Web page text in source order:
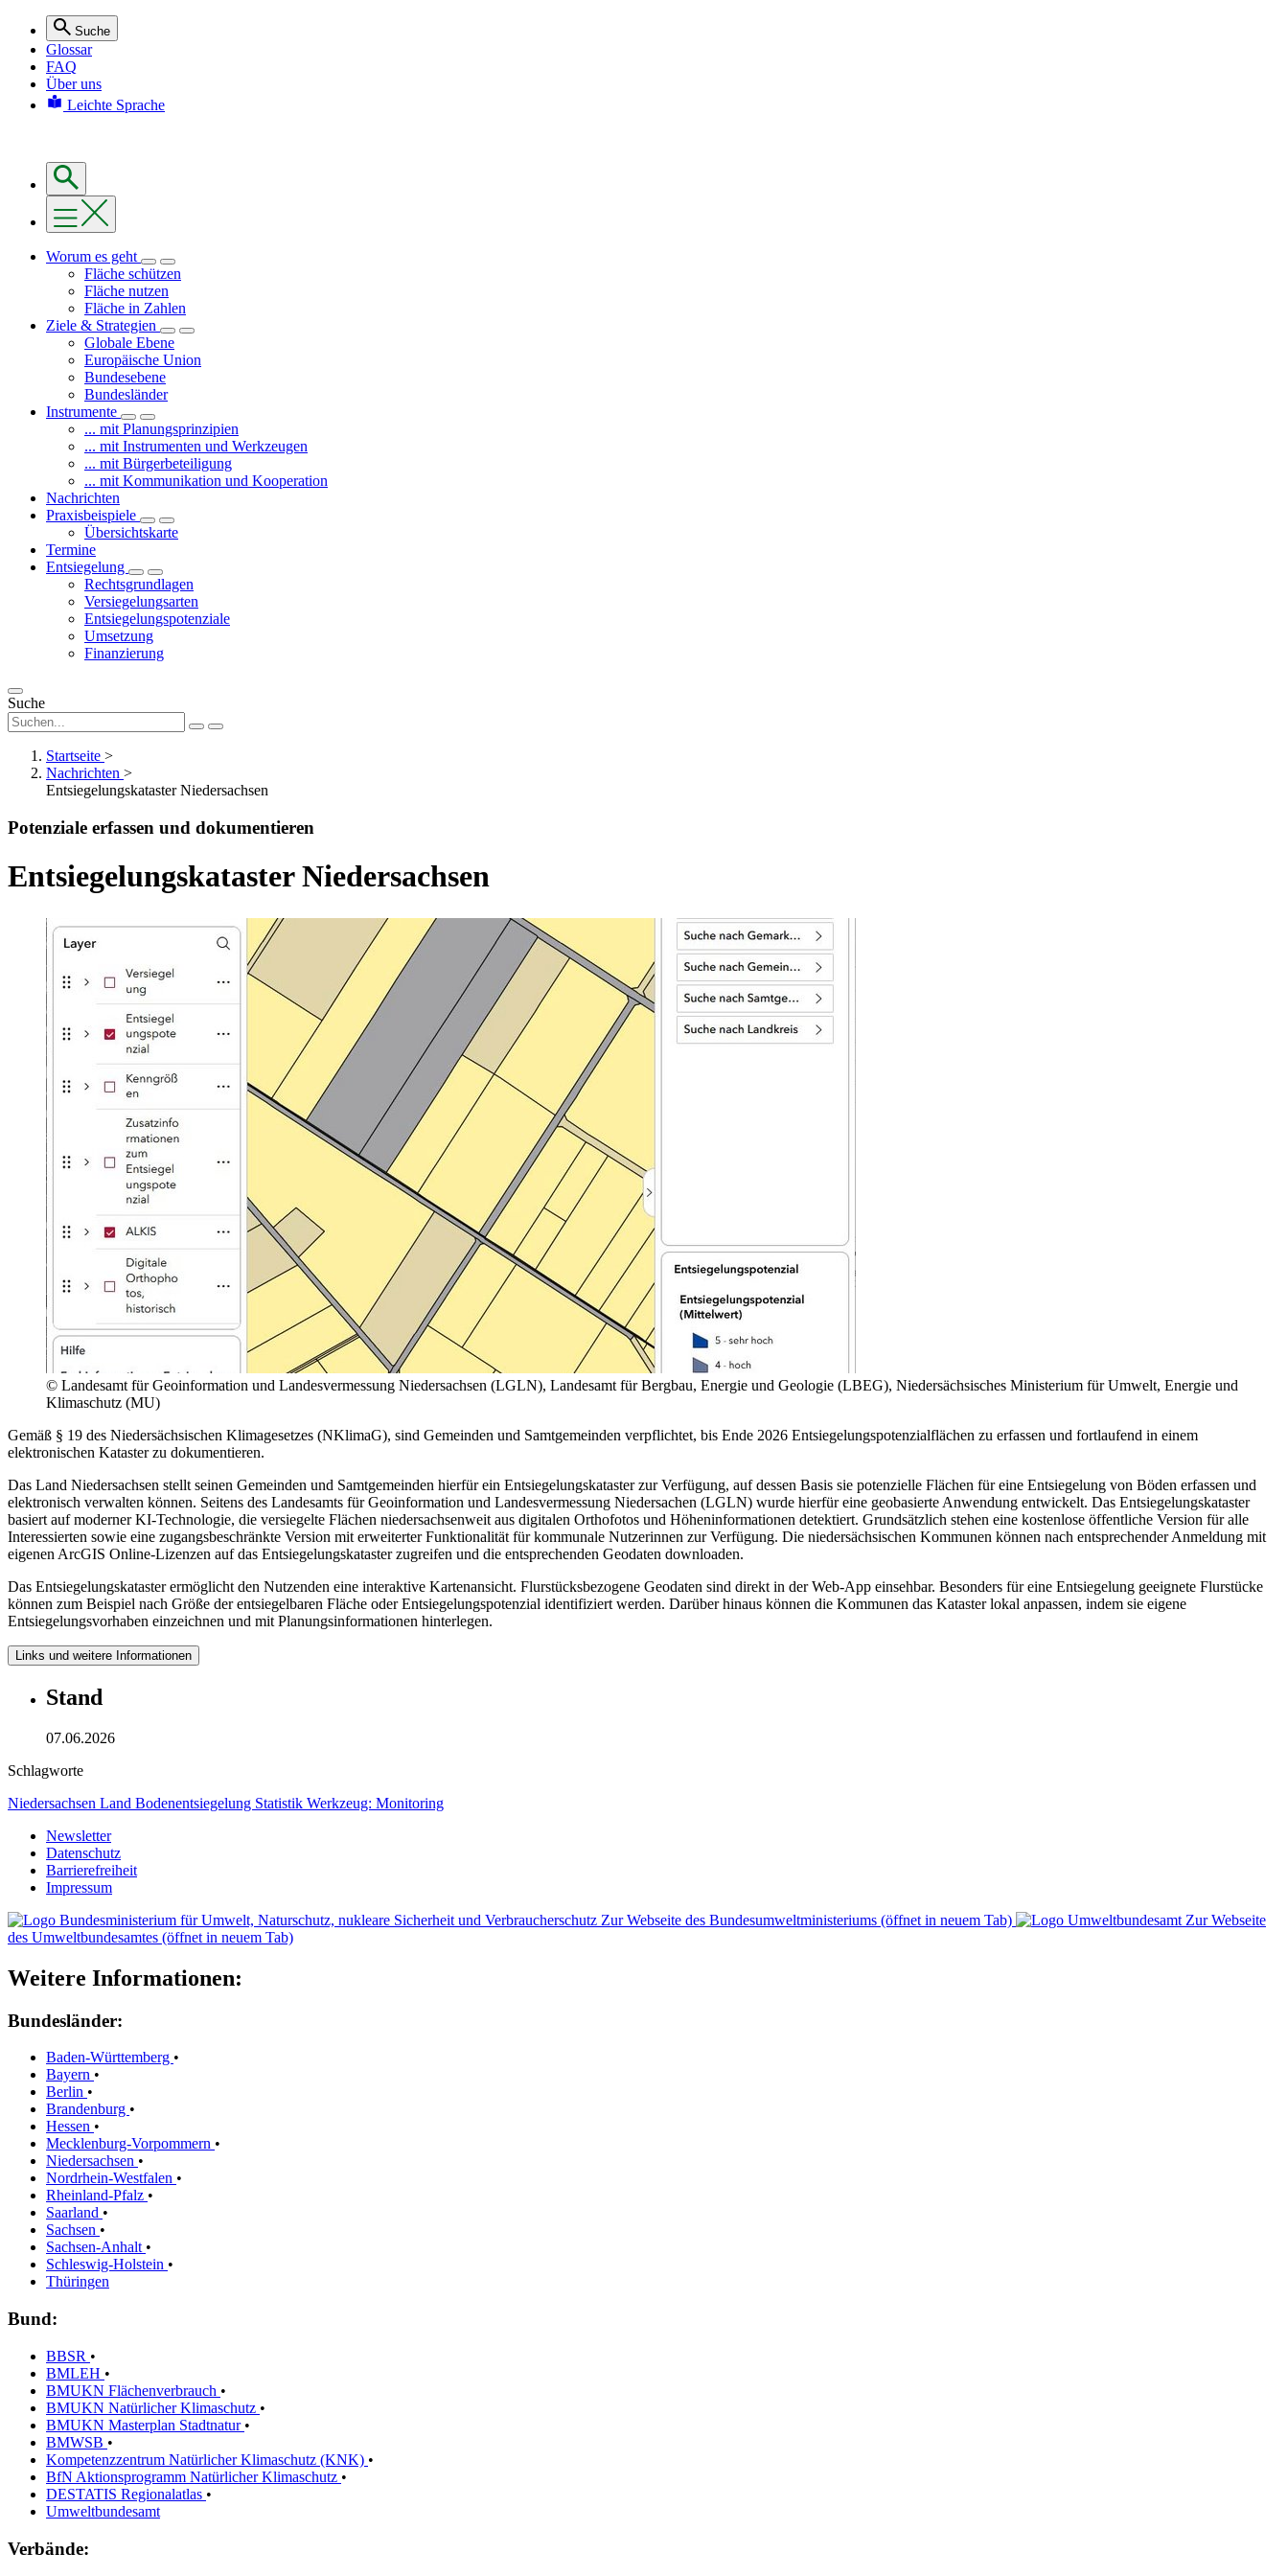
Suche
Glossar
FAQ
Über uns
Leichte Sprache
Worum es geht
Fläche schützen
Fläche nutzen
Fläche in Zahlen
Ziele & Strategien
Globale Ebene
Europäische Union
Bundesebene
Bundesländer
Instrumente
... mit Planungsprinzipien
... mit Instrumenten und Werkzeugen
... mit Bürgerbeteiligung
... mit Kommunikation und Kooperation
Nachrichten
Praxisbeispiele
Übersichtskarte
Termine
Entsiegelung
Rechtsgrundlagen
Versiegelungsarten
Entsiegelungspotenziale
Umsetzung
Finanzierung
Suche
Startseite >
Nachrichten >
Entsiegelungskataster Niedersachsen
Potenziale erfassen und dokumentieren
Entsiegelungskataster Niedersachsen
© Landesamt für Geoinformation und Landesvermessung Niedersachsen (LGLN), Landesamt für Bergbau, Energie und Geologie (LBEG), Niedersächsisches Ministerium für Umwelt, Energie und
Klimaschutz (MU)
Gemäß § 19 des Niedersächsischen Klimagesetzes (NKlimaG), sind Gemeinden und Samtgemeinden verpflichtet, bis Ende 2026 Entsiegelungspotenzialflächen zu erfassen und fortlaufend in einem
elektronischen Kataster zu dokumentieren.
Das Land Niedersachsen stellt seinen Gemeinden und Samtgemeinden hierfür ein Entsiegelungskataster zur Verfügung, auf dessen Basis sie potenzielle Flächen für eine Entsiegelung von Böden erfassen und
elektronisch verwalten können. Seitens des Landesamts für Geoinformation und Landesvermessung Niedersachen (LGLN) wurde hierfür eine geobasierte Anwendung entwickelt. Das Entsiegelungskataster
basiert auf moderner KI-Technologie, die versiegelte Flächen niedersachsenweit aus digitalen Orthofotos und Höheninformationen detektiert. Grundsätzlich stehen eine kostenlose öffentliche Version für alle
Interessierten sowie eine zugangsbeschränkte Version mit erweiterter Funktionalität für kommunale Nutzerinnen zur Verfügung. Die niedersächsischen Kommunen können nach entsprechender Anmeldung mit
eigenen ArcGIS Online-Lizenzen auf das Entsiegelungskataster zugreifen und die entsprechenden Geodaten downloaden.
Das Entsiegelungskataster ermöglicht den Nutzenden eine interaktive Kartenansicht. Flurstücksbezogene Geodaten sind direkt in der Web-App einsehbar. Besonders für eine Entsiegelung geeignete Flurstücke
können zum Beispiel nach Größe der entsiegelbaren Fläche oder Entsiegelungspotenzial identifiziert werden. Darüber hinaus können die Kommunen das Kataster lokal anpassen, indem sie eigene
Entsiegelungsvorhaben einzeichnen und mit Planungsinformationen hinterlegen.
Links und weitere Informationen
Stand
07.06.2026
Schlagworte
Niedersachsen Land Bodenentsiegelung Statistik Werkzeug: Monitoring
Newsletter
Datenschutz
Barrierefreiheit
Impressum
Zur Webseite des Bundesumweltministeriums (öffnet in neuem Tab)
Zur Webseite
des Umweltbundesamtes (öffnet in neuem Tab)
Weitere Informationen:
Bundesländer:
Baden-Württemberg •
Bayern •
Berlin •
Brandenburg •
Hessen •
Mecklenburg-Vorpommern •
Niedersachsen •
Nordrhein-Westfalen •
Rheinland-Pfalz •
Saarland •
Sachsen •
Sachsen-Anhalt •
Schleswig-Holstein •
Thüringen
Bund:
BBSR •
BMLEH •
BMUKN Flächenverbrauch •
BMUKN Natürlicher Klimaschutz •
BMUKN Masterplan Stadtnatur •
BMWSB •
Kompetenzzentrum Natürlicher Klimaschutz (KNK) •
BfN Aktionsprogramm Natürlicher Klimaschutz •
DESTATIS Regionalatlas •
Umweltbundesamt
Verbände: